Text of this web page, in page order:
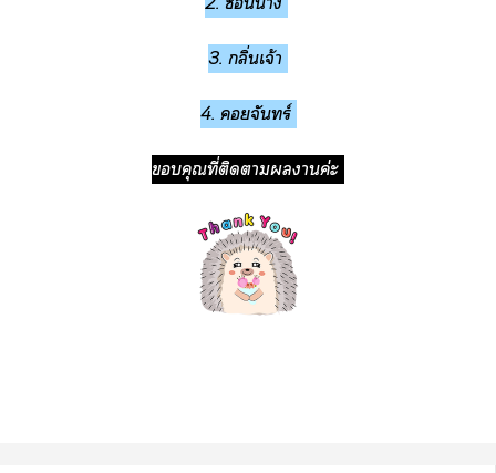
3. กลิ่นเจ้า
4. จันทร์
คุณที่ติดาานค่ะ